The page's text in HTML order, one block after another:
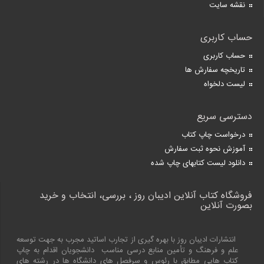
نقشه سایت
حساب کاربری
حساب کاربری
تاریخچه سفارش ها
لیست دلخواه
دسترسی سریع
درخواست چاپ کتاب
آموزش نحوه ثبت سفارش
دانلود لیست کتابهای چاپ شده
فروشگاه کتاب آنلاین ادیبان روز ، بررسی، انتخاب و خرید
بصورت آنلاین
انتشارات ادیبان روز با بهره گیری از تجارب اساتید مجرب به جهت توسعه
علم و فرهنگ و تأمین منابع درسی مناسب دانشجویان اقدام به چاپ
کتاب هایی مطابق با رئوس و سرفصل های دانشگاه ها در رشته های